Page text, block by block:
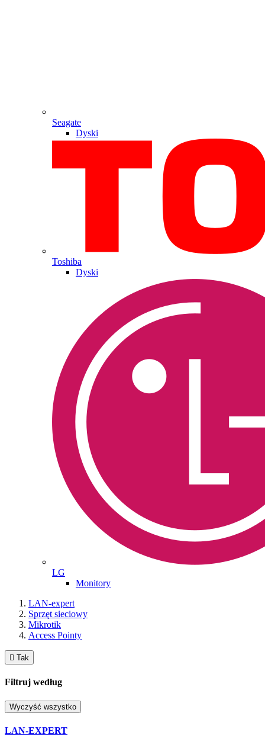
Seagate
Dyski
Toshiba
Dyski
LG
Monitory
LAN-expert
Sprzęt sieciowy
Mikrotik
Access Pointy
 Tak
Filtruj według
Wyczyść wszystko
LAN-EXPERT